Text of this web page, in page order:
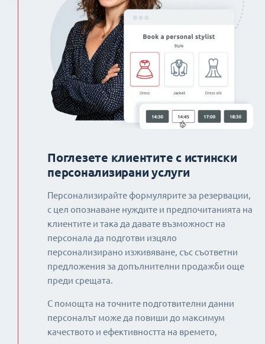
Поглезете клиентите с истински
персонализирани услуги
Персонализирайте формулярите за резервации,
с цел опознаване нуждите и предпочитанията на
клиентите и така да давате възможност на
персонала да подготви изцяло
персонализирано изживяване, със съответни
предложения за допълнителни продажби още
преди срещата.
С помощта на точните подготвителни данни
персоналът може да повиши до максимум
качеството и ефективността на времето,